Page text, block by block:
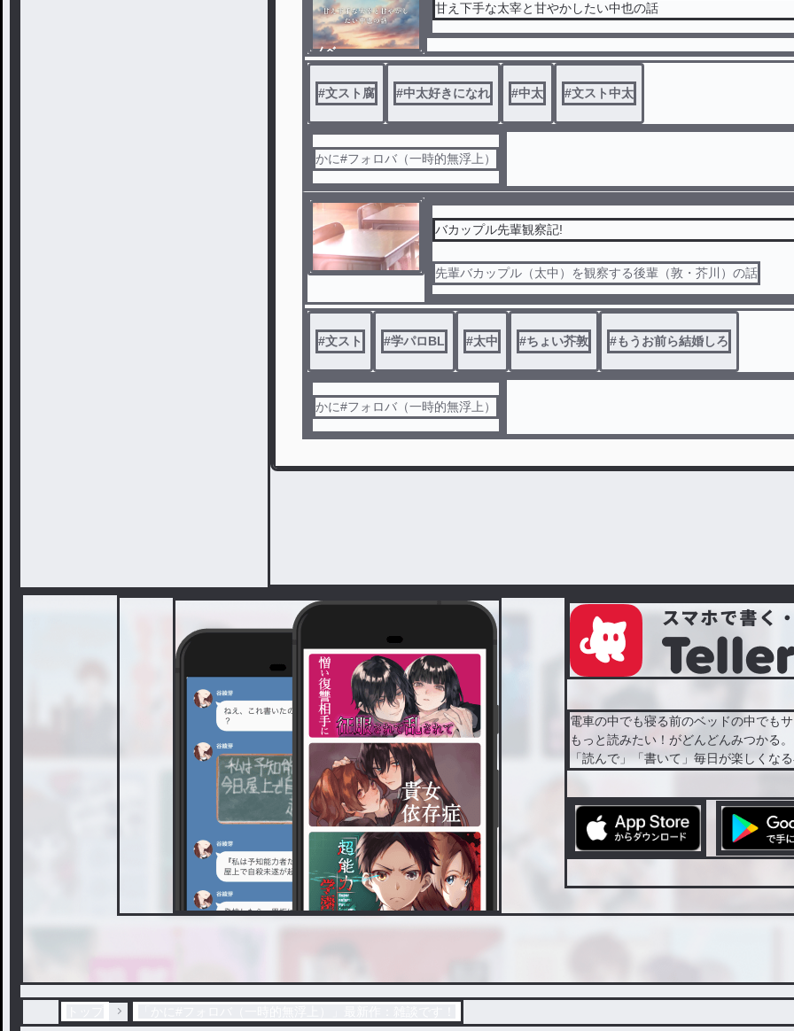
ノベ
ル
甘え下手な太宰と甘やかしたい中也の話
#文スト腐 #中太好きになれ #中太 #文スト中太
かに#フォロバ（一時的無浮上）
バカップル先輩観察記!
先輩バカップル（太中）を観察する後輩（敦・芥川）の話
#文スト #学パロBL #太中 #ちょい芥敦 #もうお前ら結婚しろ
かに#フォロバ（一時的無浮上）
電車の中でも寝る前のベッドの中でも
もっと読みたい！がどんどんみつかる。
「読んで」「書いて」毎日が楽しくな